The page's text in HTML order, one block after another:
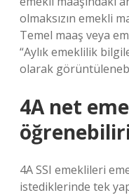
olmaksızın emekli
Temel maaş veya
“Aylık emeklilik
olarak
4A net
4A SSI emeklileri
istediklerinde tek